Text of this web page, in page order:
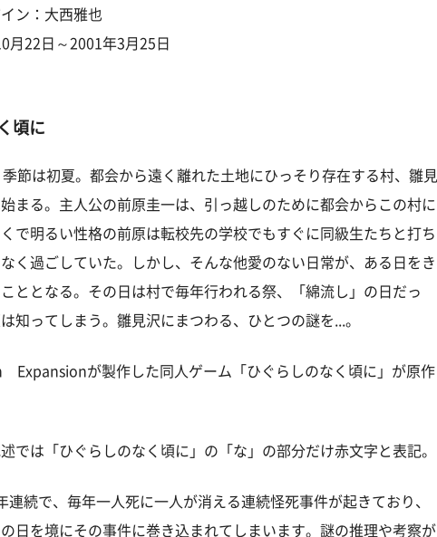
イン：大西雅也
月22日～2001年3月25日
頃に
節は初夏。都会から遠く離れた土地にひっそり存在する村、雛見
まる。主人公の前原圭一は、引っ越しのために都会からこの村に
で明るい性格の前原は転校先の学校でもすぐに同級生たちと打ち
く過ごしていた。しかし、そんな他愛のない日常が、ある日をき
ととなる。その日は村で毎年行われる祭、「綿流し」の日だっ
知ってしまう。雛見沢にまつわる、ひとつの謎を...。
Expansionが製作した同人ゲーム「ひぐらしのなく頃に」が原作
では「ひぐらしのなく頃に」の「な」の部分だけ赤文字と表記。
連続で、毎年一人死に一人が消える連続怪死事件が起きており、
日を境にその事件に巻き込まれてしまいます。謎の推理や考察が